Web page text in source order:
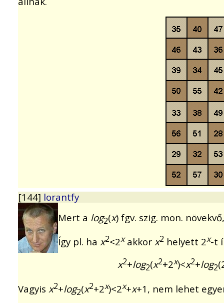
[144] lorantfy
Mert a log2(x) fgv. szig. mon.
Így pl. ha x2<2xakkor x2 helyett 2x-t
x2+log2(x2+2x)<x2+log2
Vagyis x2+log2(x2+2x)<2x+x+1, nem lehet